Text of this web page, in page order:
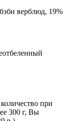
верблюд, 19%
при
300 г, Вы